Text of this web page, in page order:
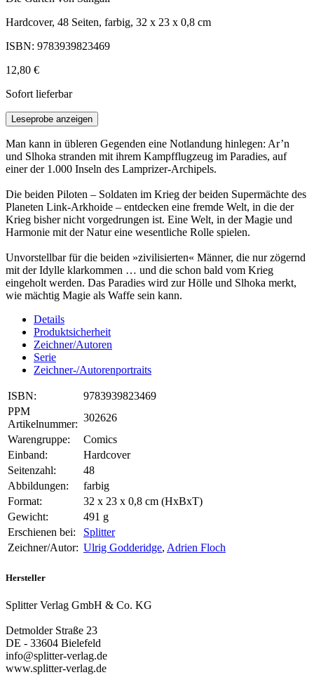
Hardcover, 48 Seiten, farbig, 32 x 23 x 0,8 cm
ISBN: 9783939823469
12,80 €
Sofort lieferbar
Leseprobe anzeigen
Man kann in übleren Gegenden eine Notlandung hinlegen: Ar’n
und Slhoka stranden mit ihrem Kampfflugzeug im Paradies, auf
einer der 1.000 Inseln des Lamprizer-Archipels.
Die beiden Piloten – Soldaten im Krieg der beiden Supermächte des
Planeten Link-Arkhoide – entdecken eine fremde Welt, in die der
Krieg bisher nicht vorgedrungen ist. Eine Welt, in der Magie und
Harmonie mit der Natur eine wesentliche Rolle spielen.
Unvorstellbar für die beiden »zivilisierten« Männer, die nur zögernd
mit der Idylle klarkommen … und die schon bald vom Krieg
eingeholt werden. Das Paradies wird zur Hölle und Slhoka merkt,
wie mächtig Magie als Waffe sein kann.
Details
Produktsicherheit
Zeichner/Autoren
Serie
Zeichner-/Autorenportraits
ISBN:
9783939823469
PPM
Artikelnummer:
302626
Warengruppe:
Comics
Einband:
Hardcover
Seitenzahl:
48
Abbildungen:
farbig
Format:
32 x 23 x 0,8 cm (HxBxT)
Gewicht:
491 g
Erschienen bei:
Splitter
Zeichner/Autor: Ulrig Godderidge, Adrien Floch
Hersteller
Splitter Verlag GmbH & Co. KG
Detmolder Straße 23
DE - 33604 Bielefeld
info@splitter-verlag.de
www.splitter-verlag.de